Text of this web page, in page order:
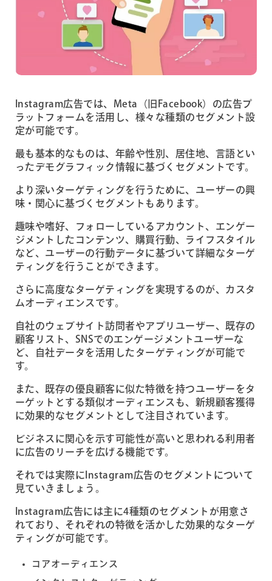
Instagram広告では、Meta（旧Facebook）の広告プ
ラットフォームを活用し、様々な種類のセグメント設
定が可能です。
最も基本的なものは、年齢や性別、居住地、言語とい
ったデモグラフィック情報に基づくセグメントです。
より深いターゲティングを行うために、ユーザーの興
味・関心に基づくセグメントもあります。
趣味や嗜好、フォローしているアカウント、エンゲー
ジメントしたコンテンツ、購買行動、ライフスタイル
など、ユーザーの行動データに基づいて詳細なターゲ
ティングを行うことができます。
さらに高度なターゲティングを実現するのが、カスタ
ムオーディエンスです。
自社のウェブサイト訪問者やアプリユーザー、既存の
顧客リスト、SNSでのエンゲージメントユーザーな
ど、自社データを活用したターゲティングが可能で
す。
また、既存の優良顧客に似た特徴を持つユーザーをタ
ーゲットとする類似オーディエンスも、新規顧客獲得
に効果的なセグメントとして注目されています。
ビジネスに関心を示す可能性が高いと思われる利用者
に広告のリーチを広げる機能です。
それでは実際にInstagram広告のセグメントについて
見ていきましょう。
Instagram広告には主に4種類のセグメントが用意さ
れており、それぞれの特徴を活かした効果的なターゲ
ティングが可能です。
コアオーディエンス